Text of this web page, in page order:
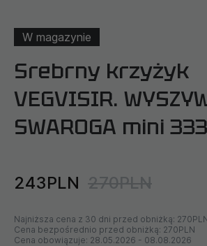
W magazynie
Srebrny krzyżyk
VEGVISIR.
SWAROGA mini
243PLN 270PLN
Najniższa cena z 30 dni przed obniżką:
Cena bezpośrednio przed obniżką: 270PLN
Cena obowiązuje: 28.05.2026 - 08.08.2026